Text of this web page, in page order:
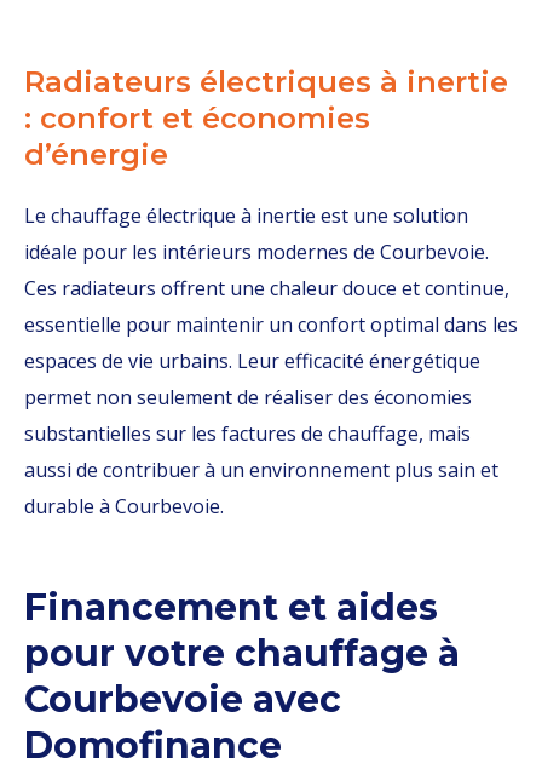
Radiateurs électriques à inertie
: confort et économies
d’énergie
Le chauffage électrique à inertie est une solution
idéale pour les intérieurs modernes de Courbevoie.
Ces radiateurs offrent une chaleur douce et continue,
essentielle pour maintenir un confort optimal dans les
espaces de vie urbains. Leur efficacité énergétique
permet non seulement de réaliser des économies
substantielles sur les factures de chauffage, mais
aussi de contribuer à un environnement plus sain et
durable à Courbevoie.
Financement et aides
pour votre chauffage à
Courbevoie avec
Domofinance